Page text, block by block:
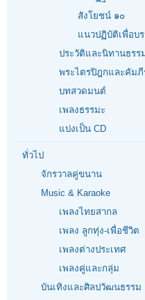
สังโยชน์ ๑๐
แนวปฏิบัติเพื่อบ
ประวัติและนิทานธรร
พระไตรปิฎกและคัมภี
บทสวดมนต์
เพลงธรรมะ
แบ่งเป็น CD
ทั่วไป
จักรวาลคู่ขนาน
Music & Karaoke
เพลงไทยสากล
เพลง ลูกทุ่ง-เพื่อชีวิต
เพลงต่างประเทศ
เพลงคู่และกลุ่ม
บันเทิงและศิลปวัฒนธรรม